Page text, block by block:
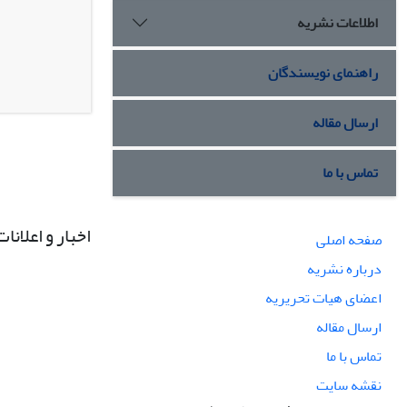
اطلاعات نشریه
راهنمای نویسندگان
ارسال مقاله
تماس با ما
صفحه اصلی
درباره نشریه
اعضای هیات تحریریه
ارسال مقاله
تماس با ما
نقشه سایت
اخبار و